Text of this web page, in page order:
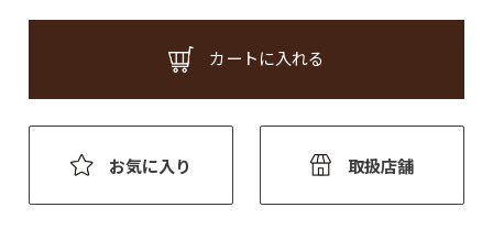
カートに入れる
お気に入り 取扱店舗